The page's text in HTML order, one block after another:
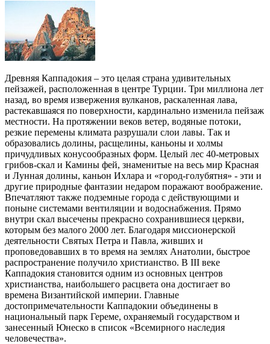
Древняя Каппадокия – это целая страна удивительных
пейзажей, расположенная в центре Турции. Три миллиона лет
назад, во время извержения вулканов, раскаленная лава,
растекавшаяся по поверхности, кардинально изменила пейзаж
местности. На протяжении веков ветер, водяные потоки,
резкие перемены климата разрушали слои лавы. Так и
образовались долины, расщелины, каньоны и холмы
причудливых конусообразных форм. Целый лес 40-метровых
грибов-скал и Камины фей, знаменитые на весь мир Красная
и Лунная долины, каньон Ихлара и «город-голубятня» - эти и
другие природные фантазии недаром поражают воображение.
Впечатляют также подземные города с действующими и
поныне системами вентиляции и водоснабжения. Прямо
внутри скал высечены прекрасно сохранившиеся церкви,
которым без малого 2000 лет. Благодаря миссионерской
деятельности Святых Петра и Павла, живших и
проповедовавших в то время на землях Анатолии, быстрое
распространение получило христианство. В III веке
Каппадокия становится одним из основных центров
христианства, наибольшего расцвета она достигает во
времена Византийской империи. Главные
достопримечательности Каппадокии объединены в
национальный парк Гереме, охраняемый государством и
занесенный Юнеско в список «Всемирного наследия
человечества».